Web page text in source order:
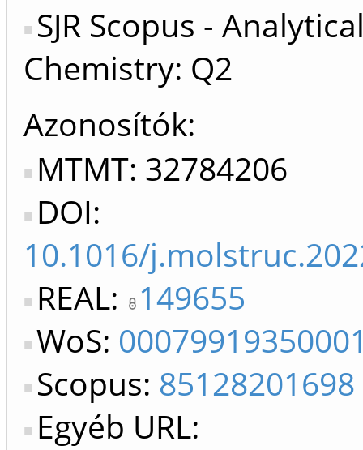
SJR Scopus -
Chemistry: Q2
Azonosítók
MTMT: 32784206
DOI:
10.1016/
REAL: 149655
WoS:
Scopus: 85128201698
Egyéb URL: